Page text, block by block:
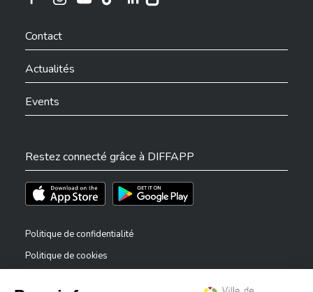
Ville de Differdange sur Instagram
Contact
Actualités
Events
Restez connecté grâce à DIFFAPP
Téléchargez l'app sur l'App StoreTéléchargez l'app sur Play Store
Politique de confidentialité
Politique de cookies